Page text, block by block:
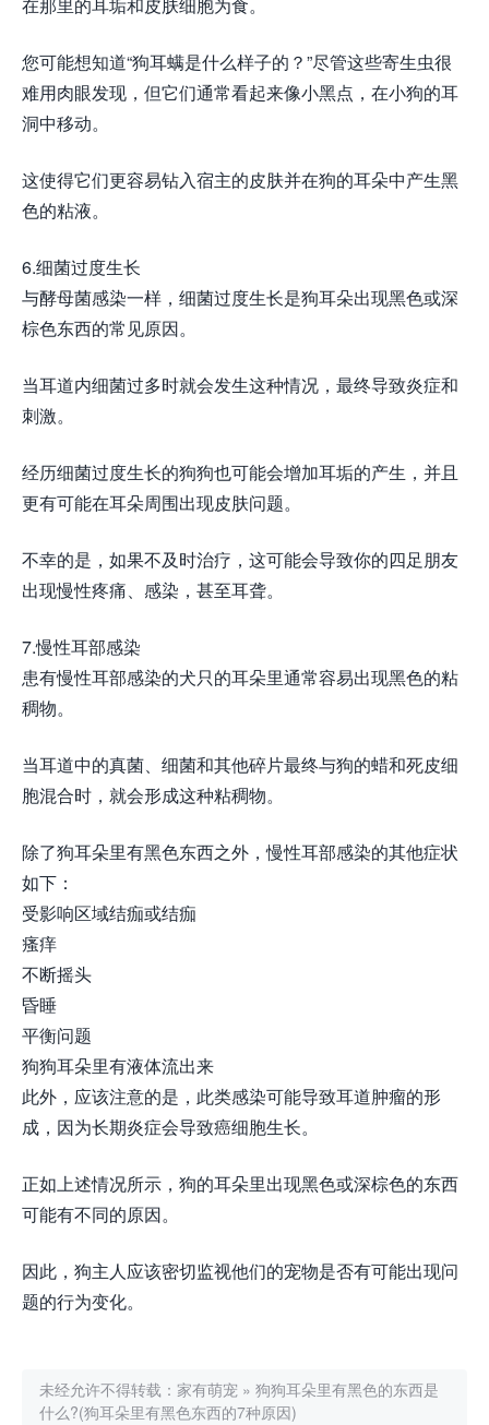
在那里的耳垢和皮肤细胞为食。
您可能想知道“狗耳螨是什么样子的？”尽管这些寄生虫很
难用肉眼发现，但它们通常看起来像小黑点，在小狗的耳
洞中移动。
这使得它们更容易钻入宿主的皮肤并在狗的耳朵中产生黑
色的粘液。
6.细菌过度生长
与酵母菌感染一样，细菌过度生长是狗耳朵出现黑色或深
棕色东西的常见原因。
当耳道内细菌过多时就会发生这种情况，最终导致炎症和
刺激。
经历细菌过度生长的狗狗也可能会增加耳垢的产生，并且
更有可能在耳朵周围出现皮肤问题。
不幸的是，如果不及时治疗，这可能会导致你的四足朋友
出现慢性疼痛、感染，甚至耳聋。
7.慢性耳部感染
患有慢性耳部感染的犬只的耳朵里通常容易出现黑色的粘
稠物。
当耳道中的真菌、细菌和其他碎片最终与狗的蜡和死皮细
胞混合时，就会形成这种粘稠物。
除了狗耳朵里有黑色东西之外，慢性耳部感染的其他症状
如下：
受影响区域结痂或结痂
瘙痒
不断摇头
昏睡
平衡问题
狗狗耳朵里有液体流出来
此外，应该注意的是，此类感染可能导致耳道肿瘤的形
成，因为长期炎症会导致癌细胞生长。
正如上述情况所示，狗的耳朵里出现黑色或深棕色的东西
可能有不同的原因。
因此，狗主人应该密切监视他们的宠物是否有可能出现问
题的行为变化。
未经允许不得转载： 家有萌宠 » 狗狗耳朵里有黑色的东西是
什么?(狗耳朵里有黑色东西的7种原因)